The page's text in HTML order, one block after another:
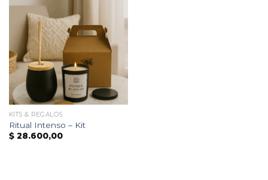
KITS & REGALOS
Ritual Intenso – Kit
$28.600,00